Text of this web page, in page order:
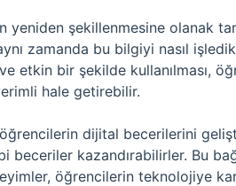
şekillenmesine olanak
zamanda bu bilgiyi nasıl
etkin bir şekilde kullanılması,
hale getirebilir.
dijital becerilerini
kazandırabilirler. Bu
öğrencilerin teknolojiye